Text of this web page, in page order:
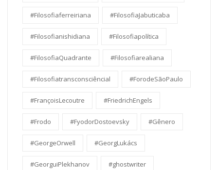
#Filosofiaferreiriana #FilosofiaJabuticaba
#Filosofianishidiana #Filosofiapolítica
#FilosofiaQuadrante #Filosofiarealiana
#Filosofiatransconsciêncial #ForodeSãoPaulo
#FrançoisLecoutre #FriedrichEngels
#Frodo #FyodorDostoevsky #Gênero
#GeorgeOrwell #GeorgLukács
#GeorguiPlekhanov #ghostwriter